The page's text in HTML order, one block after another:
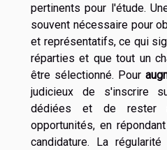
pertinents pour l'étude.
souvent nécessaire pour
et représentatifs, ce qui
réparties et que tout un
être sélectionné. Pour
judicieux de s'inscrire
dédiées et de rester
opportunités, en
candidature. La